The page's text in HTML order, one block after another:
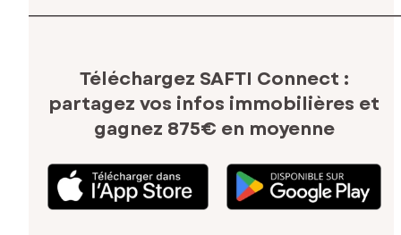
Téléchargez SAFTI Connect :
partagez vos infos immobilières et
gagnez 875€ en moyenne